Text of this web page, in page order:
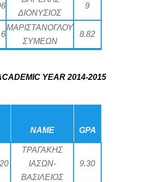
ΔΙΟΝΥΣΙΟΣ
9
ΜΑΡΙΣΤΑΝΟΓΛΟΥ
ΣΥΜΕΩΝ
8.82
YEAR 2014-2015
NAME GPA
ΤΡΑΓΑΚΗΣ
ΙΑΣΩΝ-
ΒΑΣΙΛΕΙΟΣ
9.30